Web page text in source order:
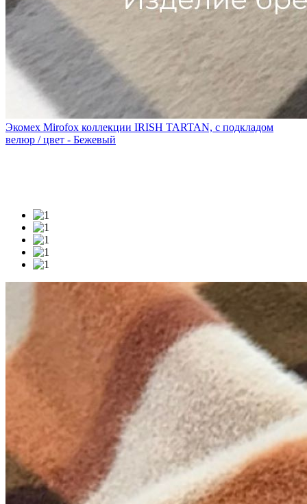
Экомех Mirofox коллекции IRISH TARTAN, с подкладом
велюр / цвет - Бежевый